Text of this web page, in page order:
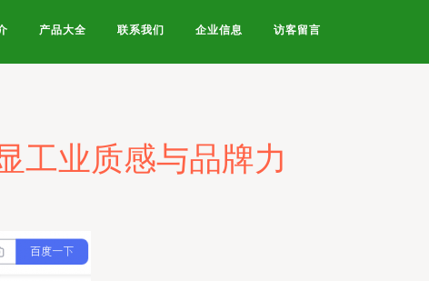
产品大全 联系我们 企业信息 访客留言
工业质感与品牌力